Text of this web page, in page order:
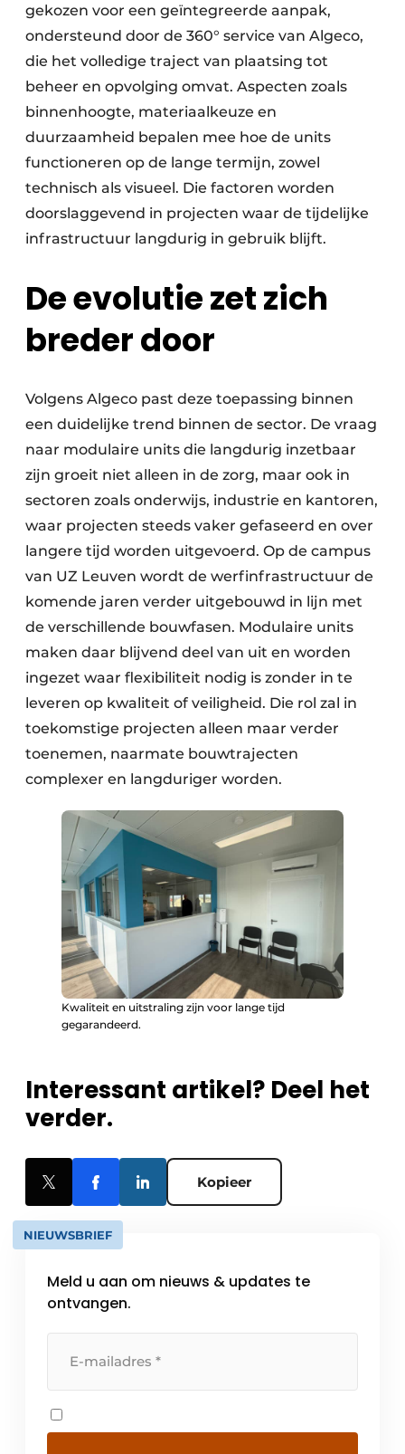
gekozen voor een geïntegreerde aanpak,
ondersteund door de 360° service van Algeco,
die het volledige traject van plaatsing tot
beheer en opvolging omvat. Aspecten zoals
binnenhoogte, materiaalkeuze en
duurzaamheid bepalen mee hoe de units
functioneren op de lange termijn, zowel
technisch als visueel. Die factoren worden
doorslaggevend in projecten waar de tijdelijke
infrastructuur langdurig in gebruik blijft.
De evolutie zet zich
breder door
Volgens Algeco past deze toepassing binnen
een duidelijke trend binnen de sector. De vraag
naar modulaire units die langdurig inzetbaar
zijn groeit niet alleen in de zorg, maar ook in
sectoren zoals onderwijs, industrie en kantoren,
waar projecten steeds vaker gefaseerd en over
langere tijd worden uitgevoerd. Op de campus
van UZ Leuven wordt de werfinfrastructuur de
komende jaren verder uitgebouwd in lijn met
de verschillende bouwfasen. Modulaire units
maken daar blijvend deel van uit en worden
ingezet waar flexibiliteit nodig is zonder in te
leveren op kwaliteit of veiligheid. Die rol zal in
toekomstige projecten alleen maar verder
toenemen, naarmate bouwtrajecten
complexer en langduriger worden.
Kwaliteit en uitstraling zijn voor lange tijd
gegarandeerd.
Interessant artikel? Deel het
verder.
Kopieer
NIEUWSBRIEF
Meld u aan om nieuws & updates te
ontvangen.